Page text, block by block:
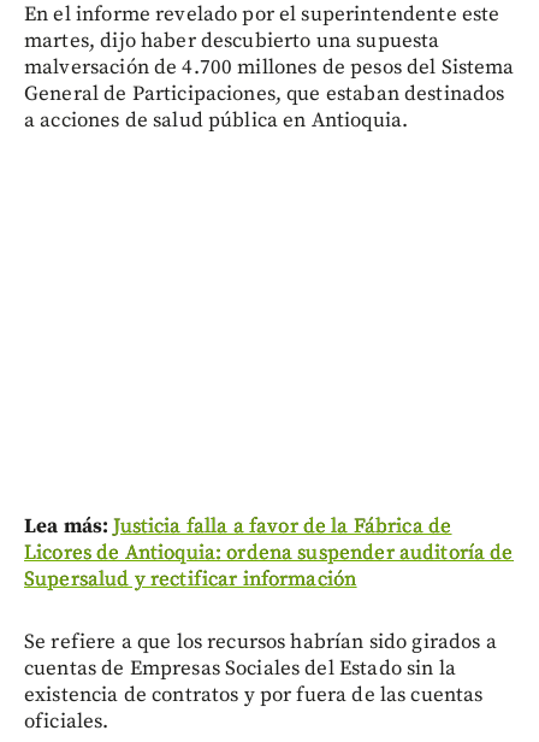
En el informe revelado por el superintendente este
martes, dijo haber descubierto una supuesta
malversación de 4.700 millones de pesos del Sistema
General de Participaciones, que estaban destinados
a acciones de salud pública en Antioquia.
Lea más:Justicia falla a favor de la Fábrica de
Licores de Antioquia: ordena suspender auditoría de
Supersalud y rectificar información
Se refiere a que los recursos habrían sido girados a
cuentas de Empresas Sociales del Estado sin la
existencia de contratos y por fuera de las cuentas
oficiales.